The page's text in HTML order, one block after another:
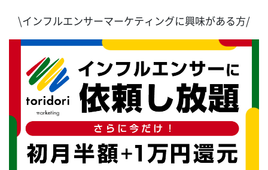
\インフルエンサーマーケティングに興味がある方/